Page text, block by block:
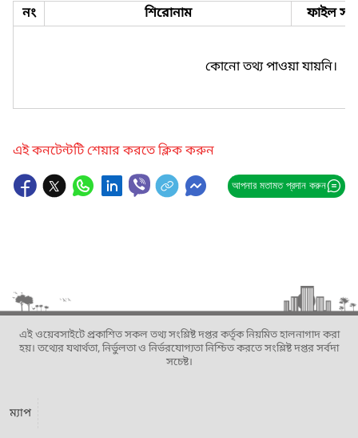
নং শিরোনাম ফাইল
কোনো তথ্য পাওয়া যায়নি।
এই কনটেন্টটি শেয়ার করতে ক্লিক করুন
আপনার মতামত প্রদান করুন
এই ওয়েবসাইটে প্রকাশিত সকল তথ্য সংশ্লিষ্ট দপ্তর কর্তৃক নিয়মিত হালনাগাদ করা
হয়। তথ্যের যথার্থতা, নির্ভুলতা ও নির্ভরযোগ্যতা নিশ্চিত করতে সংশ্লিষ্ট দপ্তর সর্বদা
সচেষ্ট।
ম্যাপ